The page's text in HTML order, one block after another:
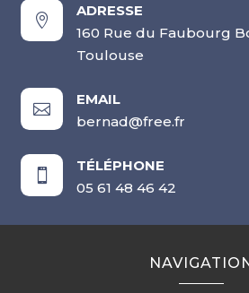

ADRESSE
160 Rue du Faubourg
Toulouse

EMAIL
bernad@free.fr

TÉLÉPHONE
05 61 48 46 42